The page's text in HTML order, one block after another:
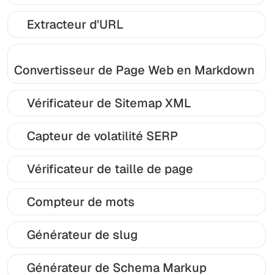
Extracteur d'URL
Convertisseur de Page Web en Markdown
Vérificateur de Sitemap XML
Capteur de volatilité SERP
Vérificateur de taille de page
Compteur de mots
Générateur de slug
Générateur de Schema Markup